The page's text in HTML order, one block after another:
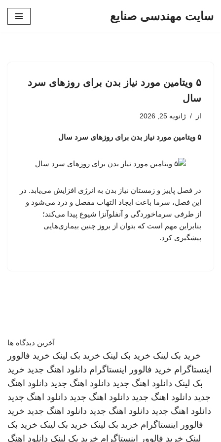
سایت مهندسی صنایع
۵ ویتامین مورد نیاز بدن برای روزهای سرد
سال
از ژانویه 25, 2026
۵ ویتامین مورد نیاز بدن برای روزهای سرد سال
در فصل پاییز و زمستان نیاز بدن به انرژی افزایش می‌یابد. در
این فصل، سرما باعث ایجاد التهاب مفصل و درد می‌شود و
از طرفی سرماخوردگی و آنفلوآنزا شیوع پیدا می‌کند؛
بنابراین مهم است که بتوان از بروز چنین بیماری‌هایی
پیشگیری کرد.
آخرین دیدگاه ها
خرید بک لینک خرید بک لینک خرید بک لینک خرید فالوور
اینستاگرام خرید فالوور اینستاگرام دانلود اهنگ جدید خرید
بک لینک دانلود اهنگ جدید دانلود اهنگ جدید دانلود اهنگ
جدید دانلود اهنگ جدید دانلود اهنگ جدید دانلود اهنگ جدید
دانلود اهنگ جدید دانلود اهنگ جدید دانلود اهنگ جدید خرید
فالوور اینستاگرام خرید بک لینک خرید بک لینک خرید بک
لینک خرید فالوور اینستاگرام خرید بک لینک دانلود اهنگ